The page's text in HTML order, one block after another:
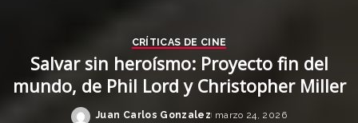
CRÍTICAS DE CINE
Salvar sin heroísmo: Proyecto fin del
mundo, de Phil Lord y Christopher Miller
Juan Carlos Gonzalez marzo 24, 2026